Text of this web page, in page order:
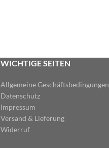
WICHTIGE SEITEN
Allgemeine Geschäftsbedingungen
Datenschutz
Impressum
Versand & Lieferung
Widerruf